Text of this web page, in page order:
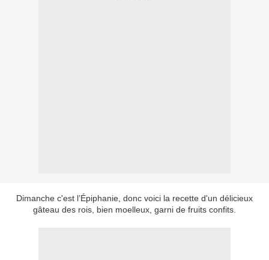
Dimanche c'est l’Épiphanie, donc voici la recette d'un délicieux
gâteau des rois, bien moelleux, garni de fruits confits.